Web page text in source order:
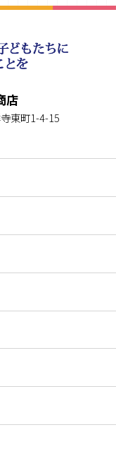
店
東町1-4-15